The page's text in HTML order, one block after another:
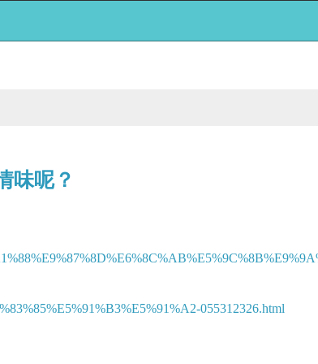
味呢？
055312326.html